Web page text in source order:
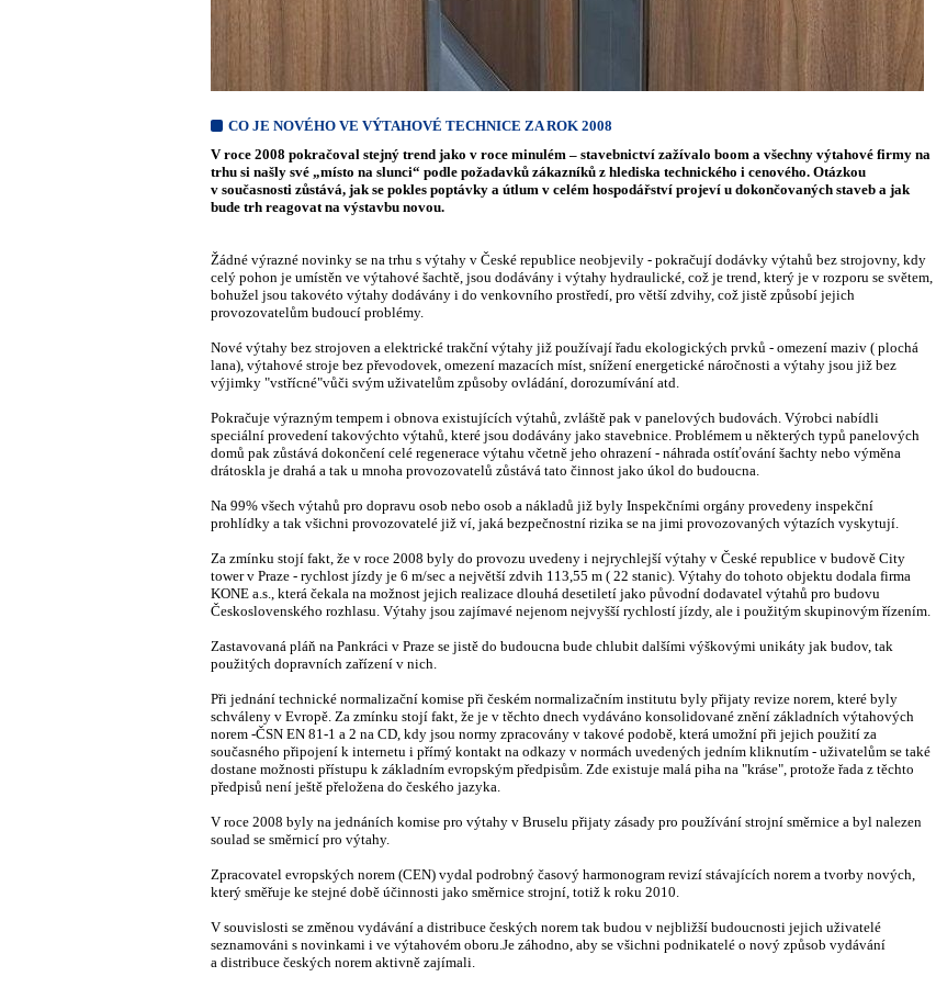
CO JE NOVÉHO VE VÝTAHOVÉ TECHNICE ZA ROK 2008
V roce 2008 pokračoval stejný trend jako v roce minulém – stavebnictví zažívalo boom a všechny výtahové firmy na
trhu si našly své „místo na slunci“ podle požadavků zákazníků z hlediska technického i cenového. Otázkou
v současnosti zůstává, jak se pokles poptávky a útlum v celém hospodářství projeví u dokončovaných staveb a jak
bude trh reagovat na výstavbu novou.
Žádné výrazné novinky se na trhu s výtahy v České republice neobjevily - pokračují dodávky výtahů bez strojovny, kdy
celý pohon je umístěn ve výtahové šachtě, jsou dodávány i výtahy hydraulické, což je trend, který je v rozporu se světem,
bohužel jsou takovéto výtahy dodávány i do venkovního prostředí, pro větší zdvihy, což jistě způsobí jejich
provozovatelům budoucí problémy.
Nové výtahy bez strojoven a elektrické trakční výtahy již používají řadu ekologických prvků - omezení maziv ( plochá
lana), výtahové stroje bez převodovek, omezení mazacích míst, snížení energetické náročnosti a výtahy jsou již bez
výjimky "vstřícné"vůči svým uživatelům způsoby ovládání, dorozumívání atd.
Pokračuje výrazným tempem i obnova existujících výtahů, zvláště pak v panelových budovách. Výrobci nabídli
speciální provedení takovýchto výtahů, které jsou dodávány jako stavebnice. Problémem u některých typů panelových
domů pak zůstává dokončení celé regenerace výtahu včetně jeho ohrazení - náhrada ostíťování šachty nebo výměna
drátoskla je drahá a tak u mnoha provozovatelů zůstává tato činnost jako úkol do budoucna.
Na 99% všech výtahů pro dopravu osob nebo osob a nákladů již byly Inspekčními orgány provedeny inspekční
prohlídky a tak všichni provozovatelé již ví, jaká bezpečnostní rizika se na jimi provozovaných výtazích vyskytují.
Za zmínku stojí fakt, že v roce 2008 byly do provozu uvedeny i nejrychlejší výtahy v České republice v budově City
tower v Praze - rychlost jízdy je 6 m/sec a největší zdvih 113,55 m ( 22 stanic). Výtahy do tohoto objektu dodala firma
KONE a.s., která čekala na možnost jejich realizace dlouhá desetiletí jako původní dodavatel výtahů pro budovu
Československého rozhlasu. Výtahy jsou zajímavé nejenom nejvyšší rychlostí jízdy, ale i použitým skupinovým řízením.
Zastavovaná pláň na Pankráci v Praze se jistě do budoucna bude chlubit dalšími výškovými unikáty jak budov, tak
použitých dopravních zařízení v nich.
Při jednání technické normalizační komise při českém normalizačním institutu byly přijaty revize norem, které byly
schváleny v Evropě. Za zmínku stojí fakt, že je v těchto dnech vydáváno konsolidované znění základních výtahových
norem -ČSN EN 81-1 a 2 na CD, kdy jsou normy zpracovány v takové podobě, která umožní při jejich použití za
současného připojení k internetu i přímý kontakt na odkazy v normách uvedených jedním kliknutím - uživatelům se také
dostane možnosti přístupu k základním evropským předpisům. Zde existuje malá piha na "kráse", protože řada z těchto
předpisů není ještě přeložena do českého jazyka.
V roce 2008 byly na jednáních komise pro výtahy v Bruselu přijaty zásady pro používání strojní směrnice a byl nalezen
soulad se směrnicí pro výtahy.
Zpracovatel evropských norem (CEN) vydal podrobný časový harmonogram revizí stávajících norem a tvorby nových,
který směřuje ke stejné době účinnosti jako směrnice strojní, totiž k roku 2010.
V souvislosti se změnou vydávání a distribuce českých norem tak budou v nejbližší budoucnosti jejich uživatelé
seznamováni s novinkami i ve výtahovém oboru.Je záhodno, aby se všichni podnikatelé o nový způsob vydávání
a distribuce českých norem aktivně zajímali.